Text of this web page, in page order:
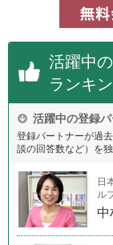
活躍中
ランキ
活躍中の登録
登録パートナーが過
談の回答数など）を
日
ル
中